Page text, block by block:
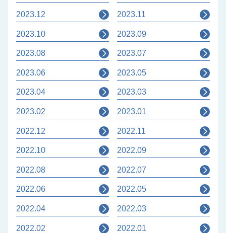
2023.12 2023.11
2023.10 2023.09
2023.08 2023.07
2023.06 2023.05
2023.04 2023.03
2023.02 2023.01
2022.12 2022.11
2022.10 2022.09
2022.08 2022.07
2022.06 2022.05
2022.04 2022.03
2022.02 2022.01